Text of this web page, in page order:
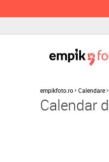
empikfoto.ro Calendare
Calendar